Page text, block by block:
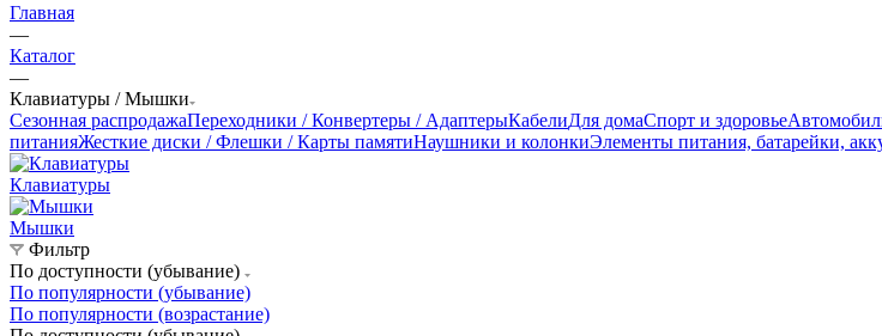
Главная
—
Каталог
—
Клавиатуры / Мышки
Сезонная распродажаПереходники / Конвертеры / АдаптерыКабелиДля домаСпорт и здоровье
питанияЖесткие диски / Флешки / Карты памятиНаушники и колонкиЭлементы питания, батарейки,
Клавиатуры
Мышки
Фильтр
По доступности (убывание)
По популярности (убывание)
По популярности (возрастание)